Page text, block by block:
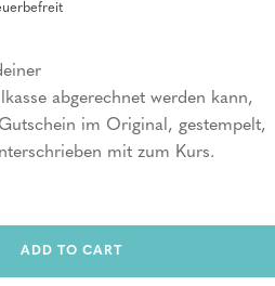
abgerechnet werden kann,
im Original, gestempelt,
mit zum Kurs.
ADD TO CART